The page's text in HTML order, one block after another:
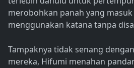
merobohkan panah yang
menggunakan katana tanpa
Tampaknya tidak senang
mereka, Hifumi menahan